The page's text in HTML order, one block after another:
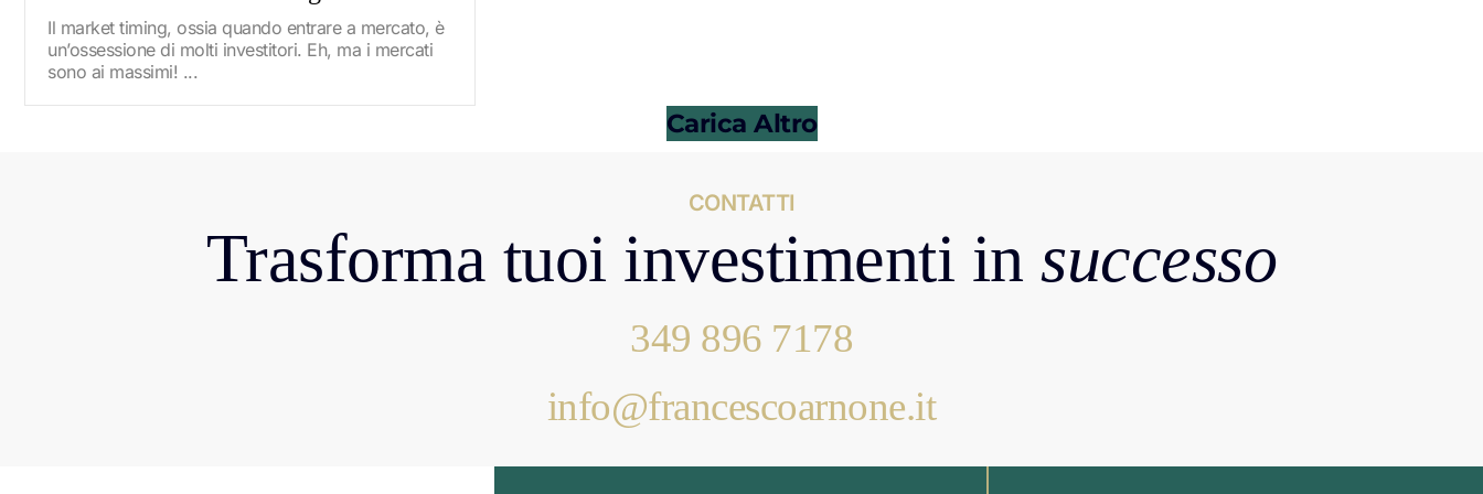
Il market timing, ossia quando entrare a mercato, è
un’ossessione di molti investitori. Eh, ma i mercati
sono ai massimi! ...
Carica Altro
CONTATTI
Trasforma tuoi investimenti insuccesso
349 896 7178
info@francescoarnone.it